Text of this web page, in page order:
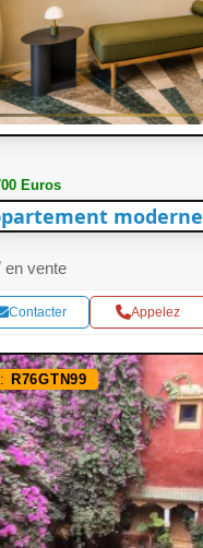
Euros
moderne
en vente
Contacter Appelez
R76GTN99